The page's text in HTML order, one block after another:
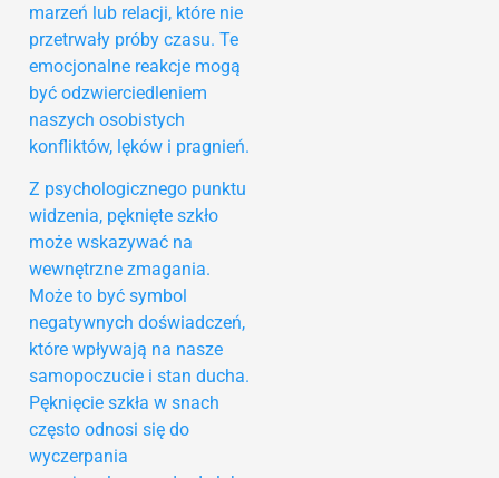
marzeń lub relacji, które nie
przetrwały próby czasu. Te
emocjonalne reakcje mogą
być odzwierciedleniem
naszych osobistych
konfliktów, lęków i pragnień.
Z psychologicznego punktu
widzenia, pęknięte szkło
może wskazywać na
wewnętrzne zmagania.
Może to być symbol
negatywnych doświadczeń,
które wpływają na nasze
samopoczucie i stan ducha.
Pęknięcie szkła w snach
często odnosi się do
wyczerpania